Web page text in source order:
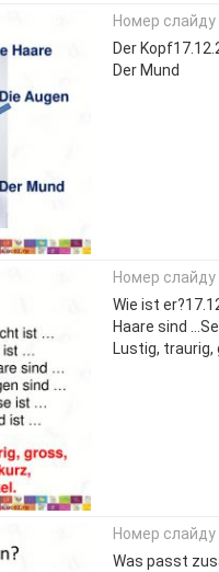
Номер слайду
Der
Der Mund
Номер слайду
Wie ist
Haare sind
Lustig, traurig,
Номер слайду
Was passt